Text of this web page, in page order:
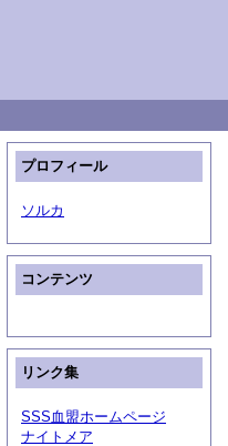
プロフィール
ソルカ
コンテンツ
リンク集
SSS血盟ホームページ
ナイトメア